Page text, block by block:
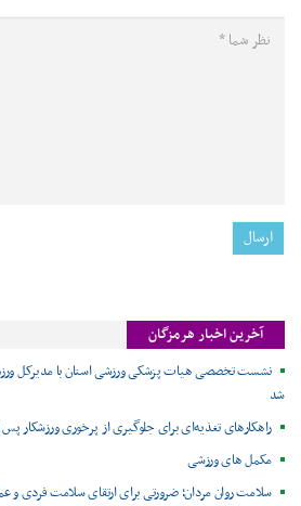
آخرین اخبار هرمزگان
نشست تخصصی هیات پزشکی ورزشی استان با مدیرکل ورزش
شد
راهکارهای تغذیه‌ای برای جلوگیری از پرخوری ورزشکار
مکمل های ورزشی
سلامت روان مردان؛ ضرورتی برای ارتقای سلامت فردی و